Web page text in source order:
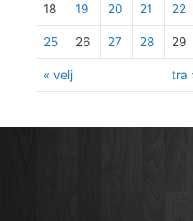
« velj tra
18 19 20 21 22
25 26 27 28 29